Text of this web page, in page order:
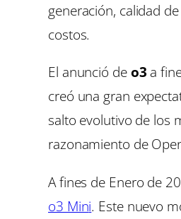
generación, calidad
costos.
El anunció deo3 a
creó una gran
salto evolutivo de los
razonamiento de
A fines de Enero de
o3 Mini. Este nuevo